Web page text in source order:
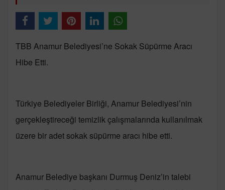
TBB Anamur Belediyesi’ne Sokak Süpürme Aracı
Hibe Etti.
Türkiye Belediyeler Birliği, Anamur Belediyesi’nin
gerçekleştireceği temizlik çalışmalarında kullanılmak
üzere bir adet sokak süpürme aracı hibe etti.
Anamur Belediye başkanı Durmuş Deniz’in talebi